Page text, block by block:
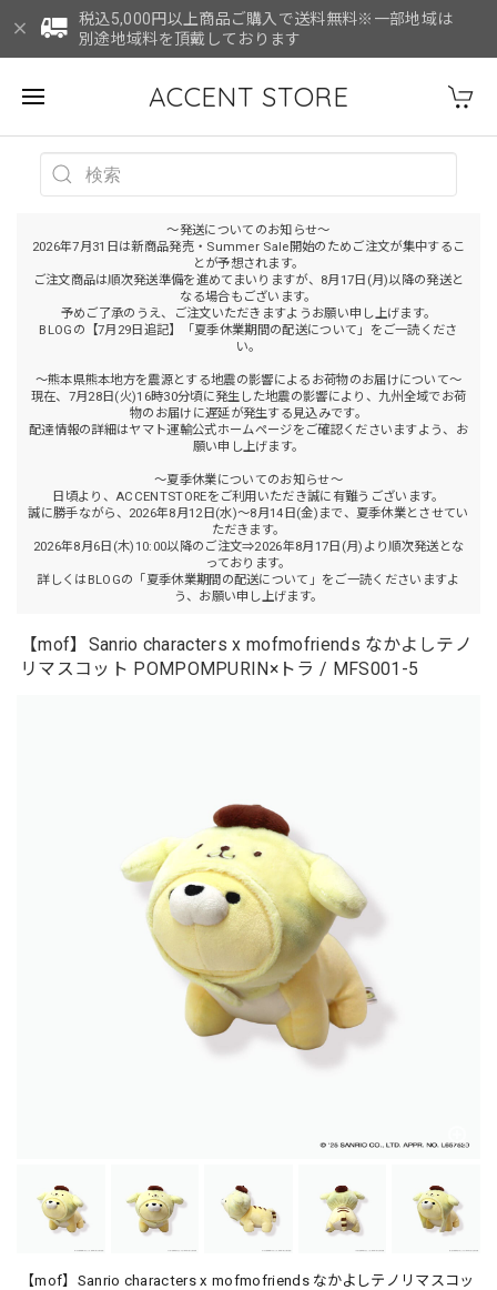
税込5,000円以上商品ご購入で送料無料※一部地域は
別途地域料を頂戴しております
ACCENT STORE
～発送についてのお知らせ～
2026年7月31日は新商品発売・Summer Sale開始のためご注文が集中するこ
とが予想されます。
ご注文商品は順次発送準備を進めてまいりますが、8月17日(月)以降の発送と
なる場合もございます。
予めご了承のうえ、ご注文いただきますようお願い申し上げます。
BLOGの【7月29日追記】「夏季休業期間の配送について」をご一読くださ
い。
～熊本県熊本地方を震源とする地震の影響によるお荷物のお届けについて～
現在、7月28日(火)16時30分頃に発生した地震の影響により、九州全域でお荷
物のお届けに遅延が発生する見込みです。
配達情報の詳細はヤマト運輸公式ホームページをご確認くださいますよう、お
願い申し上げます。
～夏季休業についてのお知らせ～
日頃より、ACCENTSTOREをご利用いただき誠に有難うございます。
誠に勝手ながら、2026年8月12日(水)～8月14日(金)まで、夏季休業とさせてい
ただきます。
2026年8月6日(木)10:00以降のご注文⇒2026年8月17日(月)より順次発送とな
っております。
詳しくはBLOGの「夏季休業期間の配送について」をご一読くださいますよ
う、お願い申し上げます。
【mof】Sanrio characters x mofmofriends なかよしテノ
リマスコット POMPOMPURIN×トラ / MFS001-5
【mof】Sanrio characters x mofmofriends なかよしテノリマスコッ